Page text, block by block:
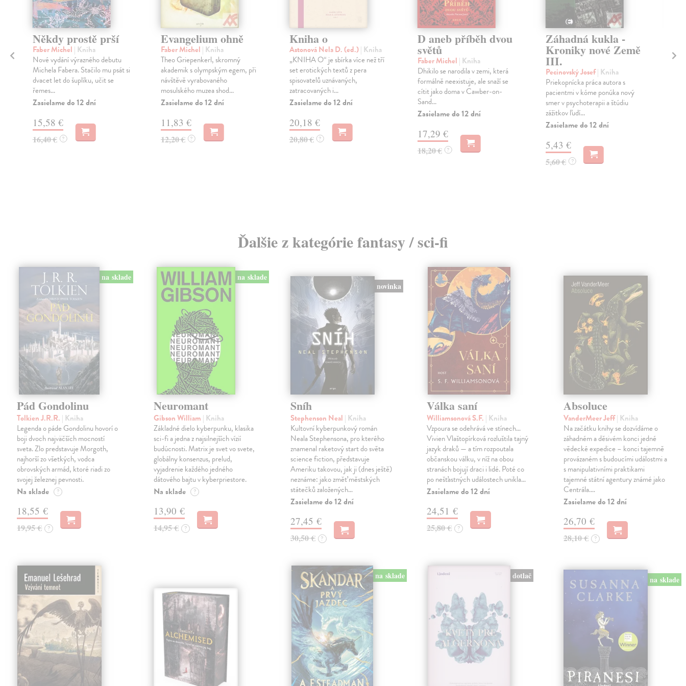
Někdy prostě prší
Faber Michel | Kniha
Nové vydání výrazného debutu
Michela Fabera. Stačilo mu psát si
dvacet let do šuplíku, učit se
řemes...
Zasielame do 12 dní
15,58 €
16,40 € ?
Evangelium ohně
Faber Michel | Kniha
Theo Griepenkerl, skromný
akademik s olympským egem, při
návštěvě vyrabovaného
mosulského muzea shod...
Zasielame do 12 dní
11,83 €
12,20 € ?
Kniha o
Astonová Nela D. (ed.)| Kniha
„KNIHA O“ je sbírka více než tří
set erotických textů z pera
spisovatelů uznávaných,
zatracovaných i...
Zasielame do 12 dní
20,18 €
20,80 € ?
D aneb příběh dvou
světů
Faber Michel | Kniha
Dhikilo se narodila v zemi, která
formálně neexistuje, ale snaží se
cítit jako doma v Cawber-on-
Sand...
Zasielame do 12 dní
17,29 €
18,20 € ?
Záhadná kukla -
Kroniky nové Země
III.
Pecinovský Josef| Kniha
Priekopnícka práca autora s
pacientmi v kóme ponúka nový
smer v psychoterapii a štúdiu
zážitkov ľudí...
Zasielame do 12 dní
5,43 €
5,60 € ?
II.
Ďalšie z kategórie fantasy / sci-fi
na sklade
Pád Gondolinu
Tolkien J.R.R. | Kniha
Legenda o páde Gondolinu hovorí o
boji dvoch najväčších mocností
sveta. Zlo predstavuje Morgoth,
najhorší zo všetkých, vodca
obrovských armád, ktoré riadi zo
svojej železnej pevnosti.
Na sklade ?
18,55 €
19,95 € ?
na sklade
Neuromant
Gibson William | Kniha
Základné dielo kyberpunku, klasika
sci-fi a jedna z najsilnejších vízií
budúcnosti. Matrix je svet vo svete,
globálny konsenzus, prelud,
vyjadrenie každého jedného
dátového bajtu v kyberpriestore.
Na sklade ?
13,90 €
14,95 € ?
novinka
Sníh
Stephenson Neal | Kniha
Kultovní kyberpunkový román
Neala Stephensona, pro kterého
znamenal raketový start do světa
science fiction, představuje
Ameriku takovou, jak ji (dnes ještě)
neznáme: jako změť městských
státečků založených…
Zasielame do 12 dní
27,45 €
30,50 € ?
Válka saní
Williamsonová S.F. | Kniha
Vzpoura se odehrává ve stínech…
Vivien Vlaštopírková rozluštila tajný
jazyk draků — a tím rozpoutala
občanskou válku, v níž na obou
stranách bojují draci i lidé. Poté co
po nešťastných událostech unikla…
Zasielame do 12 dní
24,51 €
25,80 € ?
Absoluce
VanderMeer Jeff| Kniha
Na začátku knihy se dozvídáme o
záhadném a děsivém konci jedné
vědecké expedice – konci tajemně
provázaném s budoucími událostmi a
s manipulativními praktikami
tajemné státní agentury známé jako
Centrála.…
Zasielame do 12 dní
26,70 €
28,10 € ?
na sklade dotlač na sklade